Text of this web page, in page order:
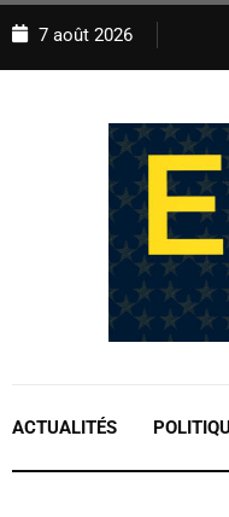
7 août 2026
ACTUALITÉS